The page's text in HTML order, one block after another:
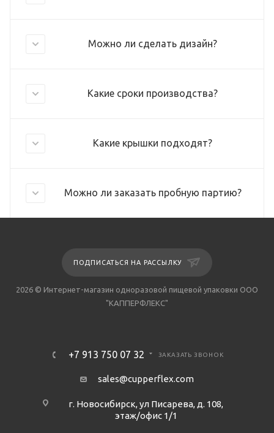
Можно ли сделать дизайн?
Какие сроки производства?
Какие крышки подходят?
Можно ли заказать пробную партию?
ПОДПИСАТЬСЯ НА РАССЫЛКУ
2026 © Интернет-магазин одноразовой пищевой упаковки ООО
"КАППЕРФЛЕКС"
+7 913 750 07 32 ЗАКАЗАТЬ ЗВОНОК
sales@cupperflex.com
г. Новосибирск, ул Писарева, д. 108,
этаж/офис 1/1